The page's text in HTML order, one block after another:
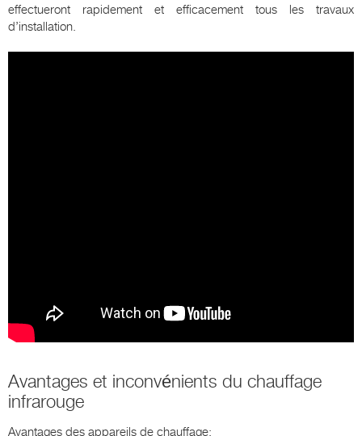
effectueront rapidement et efficacement tous les travaux
d’installation.
Avantages et inconvénients du chauffage
infrarouge
Avantages des appareils de chauffage: